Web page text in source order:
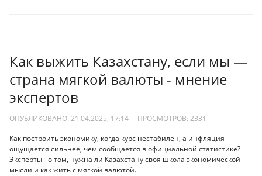
Как выжить Казахстану, если мы —
страна мягкой валюты - мнение
экспертов
ОПУБЛИКОВАНО: 21.04.2025, 17:14 ПРОСМОТРОВ: 2331
Как построить экономику, когда курс нестабилен, а инфляция
ощущается сильнее, чем сообщается в официальной статистике?
Эксперты - о том, нужна ли Казахстану своя школа экономической
мысли и как жить с мягкой валютой.